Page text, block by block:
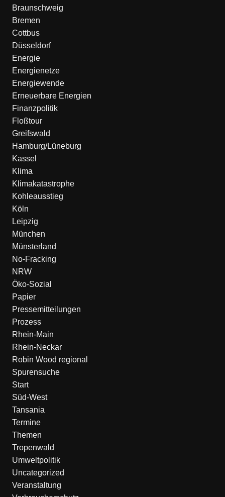
Braunschweig
Bremen
Cottbus
Düsseldorf
Energie
Energienetze
Energiewende
Erneuerbare Energien
Finanzpolitik
Floßtour
Greifswald
Hamburg/Lüneburg
Kassel
Klima
Klimakatastrophe
Kohleausstieg
Köln
Leipzig
München
Münsterland
No-Fracking
NRW
Öko-Sozial
Papier
Pressemitteilungen
Prozess
Rhein-Main
Rhein-Neckar
Robin Wood regional
Spurensuche
Start
Süd-West
Tansania
Termine
Themen
Tropenwald
Umweltpolitik
Uncategorized
Veranstaltung